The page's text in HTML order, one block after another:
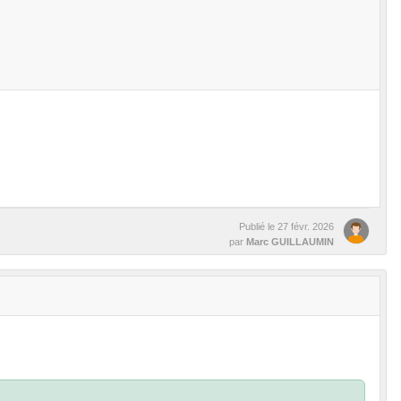
Publié le 27 févr. 2026
par Marc GUILLAUMIN